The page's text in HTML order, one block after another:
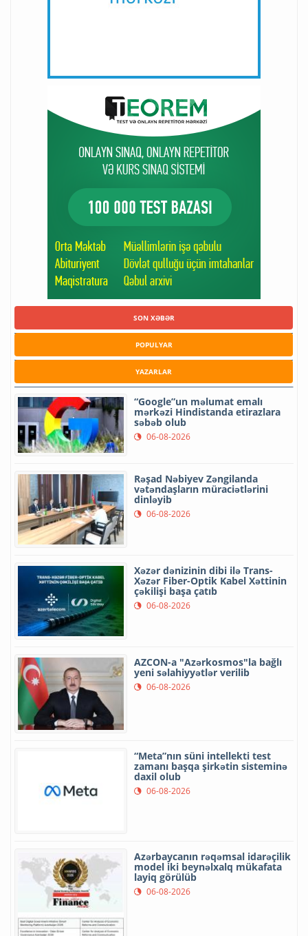
SON XƏBƏR
POPULYAR
YAZARLAR
“Google”un məlumat emalı
mərkəzi Hindistanda etirazlara
səbəb olub
06-08-2026
Rəşad Nəbiyev Zəngilanda
vətəndaşların müraciətlərini
dinləyib
06-08-2026
Xəzər dənizinin dibi ilə Trans-
Xəzər Fiber-Optik Kabel Xəttinin
çəkilişi başa çatıb
06-08-2026
AZCON-a "Azərkosmos"la bağlı
yeni səlahiyyətlər verilib
06-08-2026
“Meta”nın süni intellekti test
zamanı başqa şirkətin sisteminə
daxil olub
06-08-2026
Azərbaycanın rəqəmsal idarəçilik
model iki beynəlxalq mükafata
layiq görülüb
06-08-2026